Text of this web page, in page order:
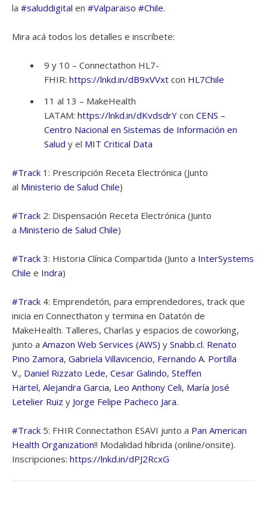
la #saluddigital en #Valparaiso #Chile.
Mira acá todos los detalles e inscríbete:
9 y 10 – Connectathon HL7-
FHIR: https://lnkd.in/dB9xVVxt con HL7Chile
11 al 13 – MakeHealth
LATAM: https://lnkd.in/dKvdsdrY con CENS –
Centro Nacional en Sistemas de Información en
Salud y el MIT Critical Data
#Track 1: Prescripción Receta Electrónica (Junto
al Ministerio de Salud Chile)
#Track 2: Dispensación Receta Electrónica (Junto
a Ministerio de Salud Chile)
#Track 3: Historia Clínica Compartida (Junto a InterSystems
Chile e Indra)
#Track 4: Emprendetón, para emprendedores, track que
inicia en Connecthaton y termina en Datatón de
MakeHealth. Talleres, Charlas y espacios de coworking,
junto a Amazon Web Services (AWS) y Snabb.cl. Renato
Pino Zamora, Gabriela Villavicencio, Fernando A. Portilla
V., Daniel Rizzato Lede, Cesar Galindo, Steffen
Härtel, Alejandra Garcia, Leo Anthony Celi, María José
Letelier Ruiz y Jorge Felipe Pacheco Jara.
#Track 5: FHIR Connectathon ESAVI junto a Pan American
Health Organization!! Modalidad híbrida (online/onsite).
Inscripciones: https://lnkd.in/dPJ2RcxG